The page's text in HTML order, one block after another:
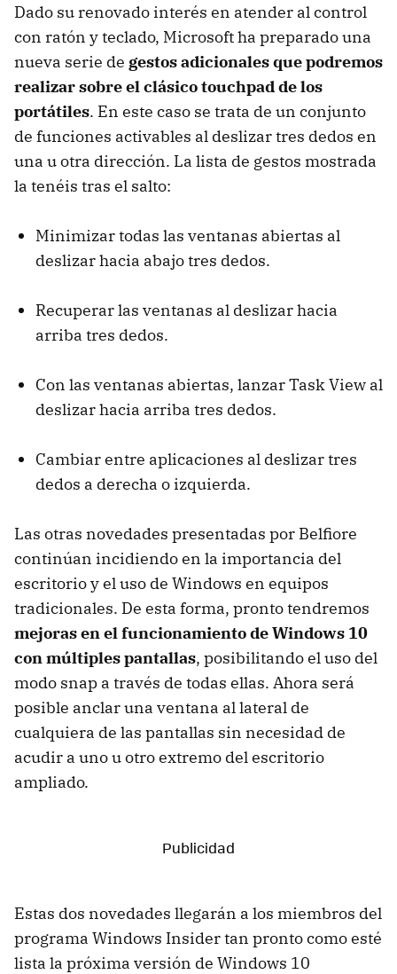
Dado su renovado interés en atender al control
con ratón y teclado, Microsoft ha preparado una
nueva serie de gestos adicionales que podremos
realizar sobre el clásico touchpad de los
portátiles. En este caso se trata de un conjunto
de funciones activables al deslizar tres dedos en
una u otra dirección. La lista de gestos mostrada
la tenéis tras el salto:
Minimizar todas las ventanas abiertas al
deslizar hacia abajo tres dedos.
Recuperar las ventanas al deslizar hacia
arriba tres dedos.
Con las ventanas abiertas, lanzar Task View al
deslizar hacia arriba tres dedos.
Cambiar entre aplicaciones al deslizar tres
dedos a derecha o izquierda.
Las otras novedades presentadas por Belfiore
continúan incidiendo en la importancia del
escritorio y el uso de Windows en equipos
tradicionales. De esta forma, pronto tendremos
mejoras en el funcionamiento de Windows 10
con múltiples pantallas, posibilitando el uso del
modo snap a través de todas ellas. Ahora será
posible anclar una ventana al lateral de
cualquiera de las pantallas sin necesidad de
acudir a uno u otro extremo del escritorio
ampliado.
Estas dos novedades llegarán a los miembros del
programa Windows Insider tan pronto como esté
lista la próxima versión de Windows 10